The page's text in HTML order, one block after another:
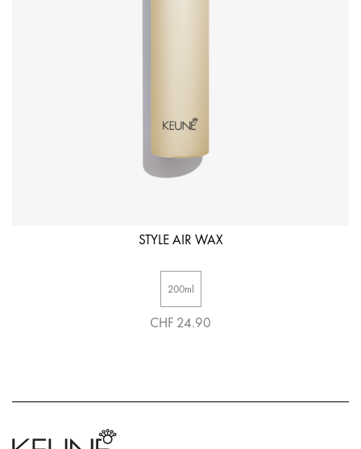
STYLE AIR WAX
200ml
CHF 24.90